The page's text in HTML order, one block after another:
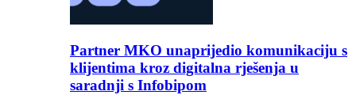
Partner MKO unaprijedio komunikaciju s
klijentima kroz digitalna rješenja u
saradnji s Infobipom